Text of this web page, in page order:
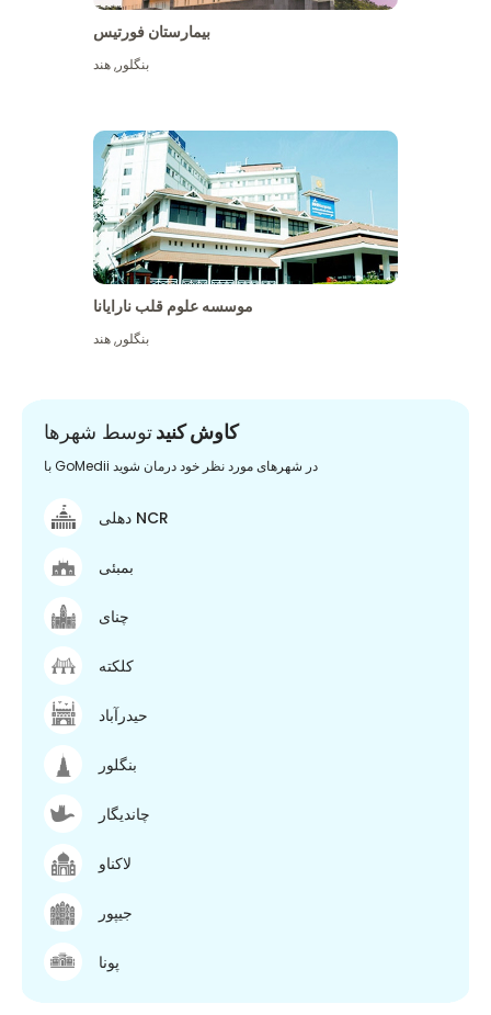
بیمارستان فورتیس
بنگلور,هند
موسسه علوم قلب نارایانا
بنگلور,هند
کاوش کنیدتوسط شهرها
با GoMedii در شهرهای مورد نظر خود درمان شوید
دهلی NCR
بمبئی
چنای
کلکته
حیدرآباد
بنگلور
چاندیگار
لاکناو
جیپور
پونا